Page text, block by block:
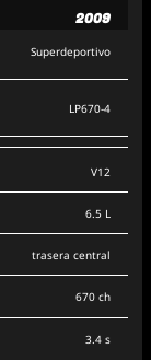
2009
Superdeportivo
LP670-4
V12
6.5 L
trasera central
670 ch
3.4 s